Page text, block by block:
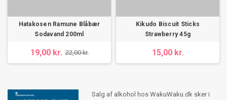
Hatakosen Ramune Blåbær
Sodavand 200ml
19,00 kr. 22,00 kr.
Kikudo Biscuit Sticks
Strawberry 45g
15,00 kr.
Salg af alkohol hos WakuWaku.dk sker i